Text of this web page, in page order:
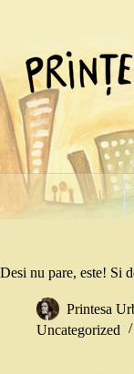
Desi nu pare, este! Si
Printesa
Uncategorized